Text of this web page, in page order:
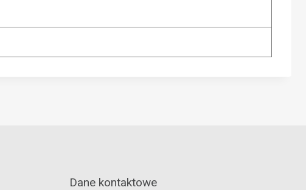
Dane kontaktowe